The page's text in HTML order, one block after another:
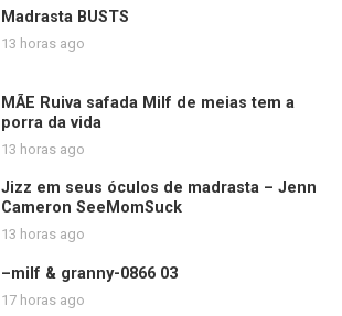
Madrasta BUSTS
13 horas ago
MÃE Ruiva safada Milf de meias tem a
porra da vida
13 horas ago
Jizz em seus óculos de madrasta – Jenn
Cameron SeeMomSuck
13 horas ago
–milf & granny-0866 03
17 horas ago